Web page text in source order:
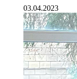
03.04.2023